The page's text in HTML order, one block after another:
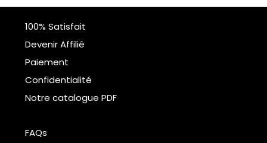
100% Satisfait
Devenir Affilié
Paiement
Confidentialité
Notre catalogue PDF
FAQs